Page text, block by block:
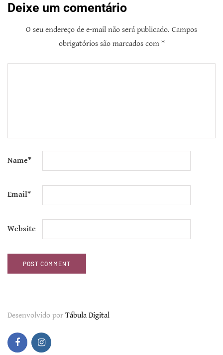
Deixe um comentário
O seu endereço de e-mail não será publicado. Campos
obrigatórios são marcados com *
Name*
Email*
Website
Desenvolvido por Tábula Digital